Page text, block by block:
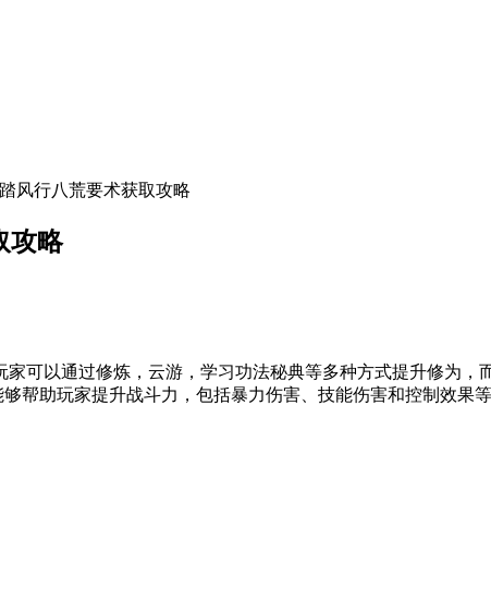
风行八荒要术获取攻略
攻略
可以通过修炼，云游，学习功法秘典等多种方式提升修为
帮助玩家提升战斗力，包括暴力伤害、技能伤害和控制效果